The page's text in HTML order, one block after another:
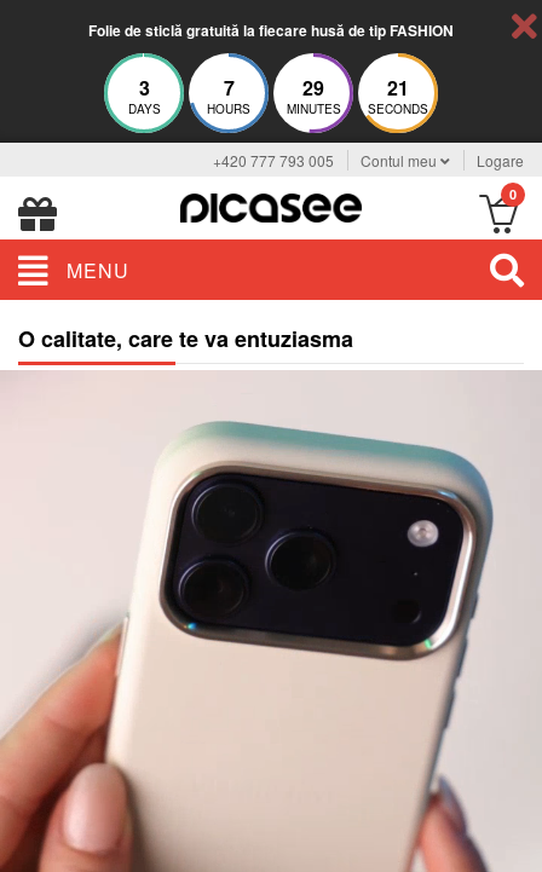
Folie de sticlă gratuită la fiecare husă de tip FASHION
3
DAYS
7
HOURS
29
MINUTES
20
SECONDS
+420 777 793 005 Contul meu Logare
0
MENU
O calitate, care te va entuziasma